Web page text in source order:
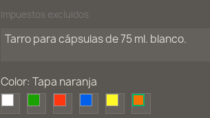
Impuestos excluidos
Tarro para cápsulas de 75 ml. blanco.
Color: Tapa naranja
blancaverderoja azul amarillanaranja